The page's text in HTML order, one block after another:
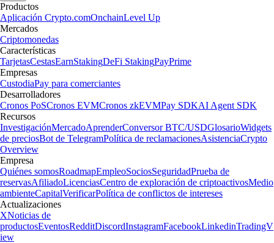
Productos
Aplicación Crypto.comOnchainLevel Up
Mercados
Criptomonedas
Características
TarjetasCestasEarnStakingDeFi StakingPayPrime
Empresas
CustodiaPay para comerciantes
Desarrolladores
Cronos PoSCronos EVMCronos zkEVMPay SDKAI Agent SDK
Recursos
InvestigaciónMercadoAprenderConversor BTC/USDGlosarioWidgets
de preciosBot de TelegramPolítica de reclamacionesAsistenciaCrypto
Overview
Empresa
Quiénes somosRoadmapEmpleoSociosSeguridadPrueba de
reservasAfiliadoLicenciasCentro de exploración de criptoactivosMedio
ambienteCapitalVerificarPolítica de conflictos de intereses
Actualizaciones
XNoticias de
productosEventosRedditDiscordInstagramFacebookLinkedinTradingV
iew